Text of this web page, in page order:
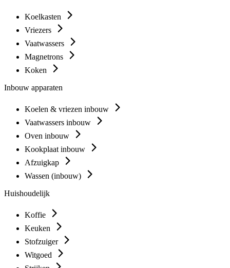
Koelkasten
Vriezers
Vaatwassers
Magnetrons
Koken
Inbouw apparaten
Koelen & vriezen inbouw
Vaatwassers inbouw
Oven inbouw
Kookplaat inbouw
Afzuigkap
Wassen (inbouw)
Huishoudelijk
Koffie
Keuken
Stofzuiger
Witgoed